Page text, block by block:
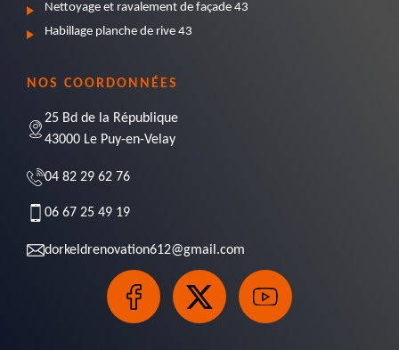
Nettoyage et ravalement de façade 43
Habillage planche de rive 43
NOS COORDONNÉES
25 Bd de la République
43000 Le Puy-en-Velay
04 82 29 62 76
06 67 25 49 19
dorkeldrenovation612@gmail.com